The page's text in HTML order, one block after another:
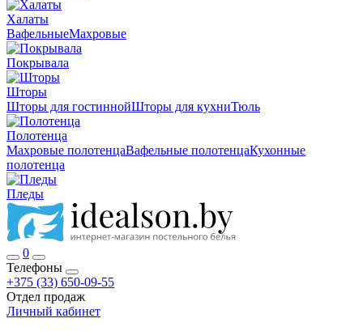
Халаты
ВафельныеМахровые
Покрывала
Шторы
Шторы для гостиннойШторы для кухниТюль
Полотенца
Махровые полотенцаВафельные полотенцаКухонные
полотенца
Пледы
0
Телефоны
+375 (33) 650-09-55
Отдел продаж
Личный кабинет